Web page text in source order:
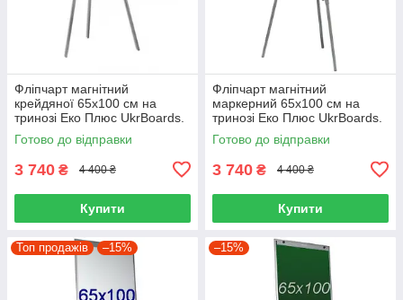
Фліпчарт магнітний
крейдяної 65х100 см на
тринозі Еко Плюс UkrBoards.
Фліпчарт зелений для крейди
Готово до відправки
3 740 ₴ 4 400 ₴
Купити
Фліпчарт магнітний
маркерний 65х100 см на
тринозі Еко Плюс UkrBoards.
Фліпчарт білий маркерний
Готово до відправки
3 740 ₴ 4 400 ₴
Купити
Топ продажів –15% –15%